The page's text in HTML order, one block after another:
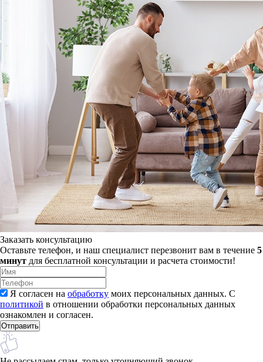
Заказать консультацию
Оставьте телефон, и наш специалист перезвонит вам в течение 5
минут для бесплатной консультации и расчета стоимости!
Я согласен на обработку моих персональных данных. С
политикой в отношении обработки персональных данных
ознакомлен и согласен.